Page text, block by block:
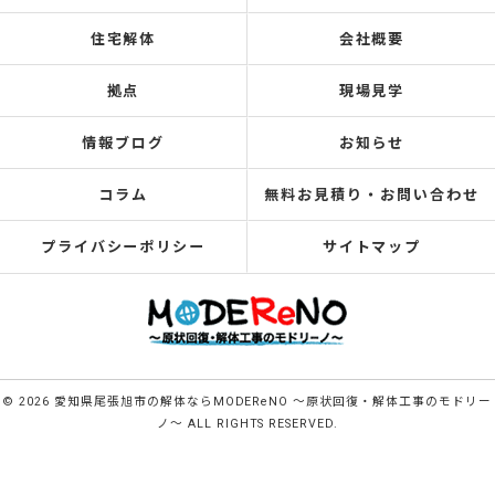
住宅解体 会社概要
拠点 現場見学
情報ブログ お知らせ
コラム 無料お見積り・お問い合わせ
プライバシーポリシー サイトマップ
© 2026 愛知県尾張旭市の解体ならMODEReNO ～原状回復・解体工事のモドリー
ノ～ ALL RIGHTS RESERVED.